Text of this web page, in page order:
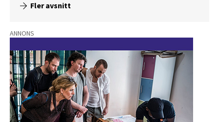
Fler avsnitt
ANNONS